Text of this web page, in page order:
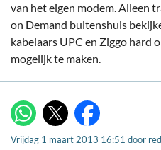
van het eigen modem. Alleen
on Demand buitenshuis
kabelaars UPC en Ziggo hard
mogelijk te maken.
WhatsApp Facebook
Vrijdag 1 maart 2013 16:51 door